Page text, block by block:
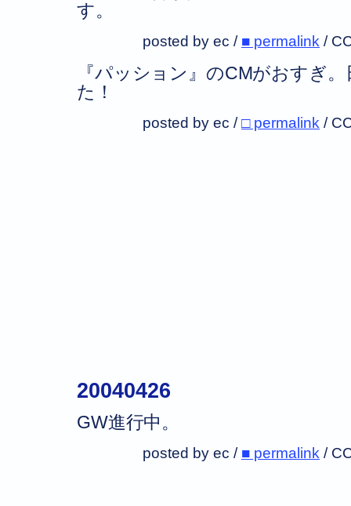
す。
posted by ec / ■ permalink /
『パッション』のCMがおすぎ
た！
posted by ec /□ permalink /
20040426
GW進行中。
posted by ec / ■ permalink /